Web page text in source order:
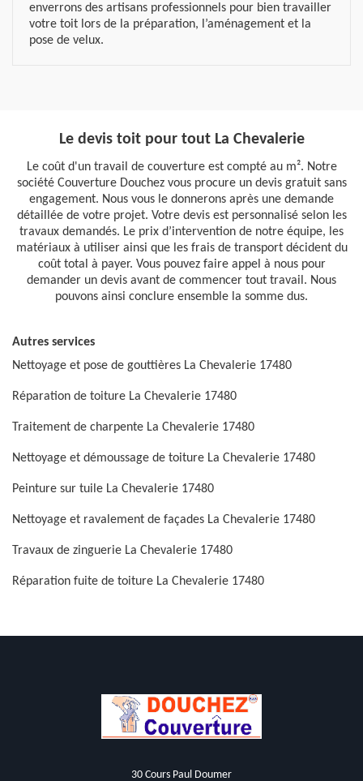
enverrons des artisans professionnels pour bien travailler
votre toit lors de la préparation, l’aménagement et la
pose de velux.
Le devis toit pour tout La Chevalerie
Le coût d'un travail de couverture est compté au m². Notre
société Couverture Douchez vous procure un devis gratuit sans
engagement. Nous vous le donnerons après une demande
détaillée de votre projet. Votre devis est personnalisé selon les
travaux demandés. Le prix d’intervention de notre équipe, les
matériaux à utiliser ainsi que les frais de transport décident du
coût total à payer. Vous pouvez faire appel à nous pour
demander un devis avant de commencer tout travail. Nous
pouvons ainsi conclure ensemble la somme dus.
Autres services
Nettoyage et pose de gouttières La Chevalerie 17480
Réparation de toiture La Chevalerie 17480
Traitement de charpente La Chevalerie 17480
Nettoyage et démoussage de toiture La Chevalerie 17480
Peinture sur tuile La Chevalerie 17480
Nettoyage et ravalement de façades La Chevalerie 17480
Travaux de zinguerie La Chevalerie 17480
Réparation fuite de toiture La Chevalerie 17480
30 Cours Paul Doumer